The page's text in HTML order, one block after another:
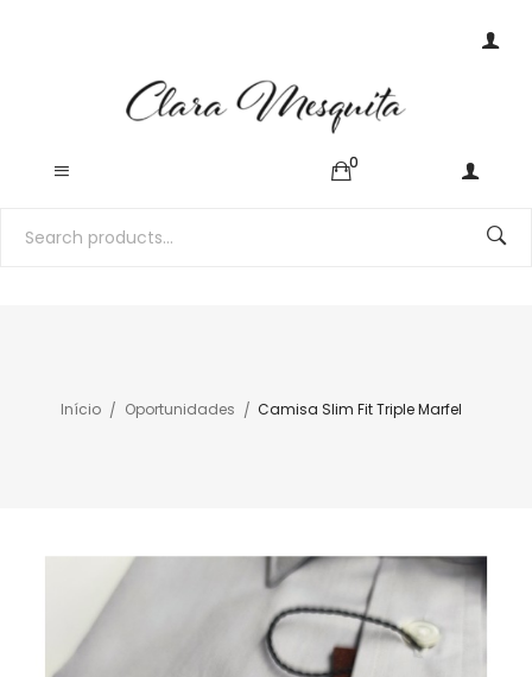
0
Início Oportunidades Camisa Slim Fit Triple Marfel